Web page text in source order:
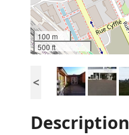
100 m
500 ft
<
Description